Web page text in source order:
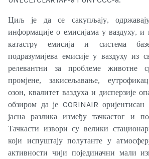
Циљ је да се сакупљају,
информације о емисијама у ваздуху,
катастру емисија и система
подразумијева емисије у ваздуху из
релевантни за проблеме животне
промјене, закисељавање,
озон, квалитет ваздуха и дисперзије
обзиром да је CORINAIR оријентисан
јасна разлика између тачкастог и
Тачкасти извори су велики
који испуштају полутанте у
активности чији појединачни мали